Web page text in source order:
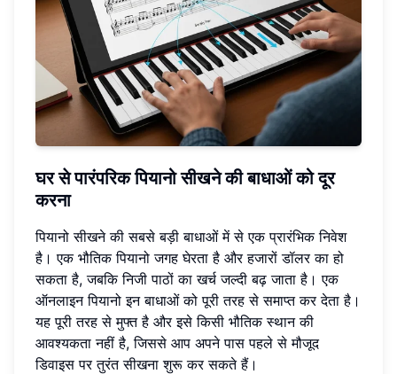
घर से पारंपरिक पियानो सीखने की बाधाओं को दूर
करना
पियानो सीखने की सबसे बड़ी बाधाओं में से एक प्रारंभिक निवेश
है। एक भौतिक पियानो जगह घेरता है और हजारों डॉलर का हो
सकता है, जबकि निजी पाठों का खर्च जल्दी बढ़ जाता है। एक
ऑनलाइन पियानो इन बाधाओं को पूरी तरह से समाप्त कर देता है।
यह पूरी तरह से मुफ्त है और इसे किसी भौतिक स्थान की
आवश्यकता नहीं है, जिससे आप अपने पास पहले से मौजूद
डिवाइस पर तुरंत सीखना शुरू कर सकते हैं।